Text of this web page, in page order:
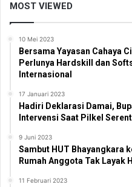
MOST VIEWED
10 Mei 2023
Bersama Yayasan Cahaya
Perlunya Hardskill dan
Internasional
17 Januari 2023
Hadiri Deklarasi Damai,
Intervensi Saat Pilkel
9 Juni 2023
Sambut HUT Bhayangkara
Rumah Anggota Tak Layak
11 Februari 2023